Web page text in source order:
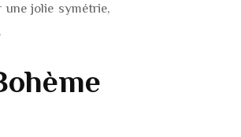
jolie symétrie,